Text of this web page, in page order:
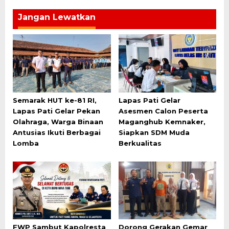
Jangan Lewatkan
Semarak HUT ke-81 RI,
Lapas Pati Gelar Pekan
Olahraga, Warga Binaan
Antusias Ikuti Berbagai
Lomba
Lapas Pati Gelar
Asesmen Calon Peserta
Maganghub Kemnaker,
Siapkan SDM Muda
Berkualitas
FWP Sambut Kapolresta
Dorong Gerakan Gemar